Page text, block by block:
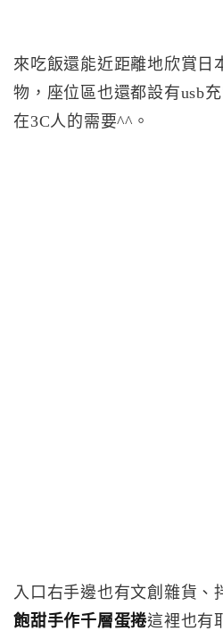
來吃飯還能近距離地欣賞日
物，座位區也還都設有usb
在3C人的需要^^。
入口右手邊也有文創雜貨、
飽甜手作千層蛋捲這裡也有